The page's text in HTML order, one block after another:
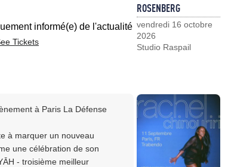
informé(e) de l'actualité
Tickets
à Paris La Défense
à marquer un nouveau
une célébration de son
- troisième meilleur
ROSENBERG
vendredi 16 octobre
2026
Studio Raspail